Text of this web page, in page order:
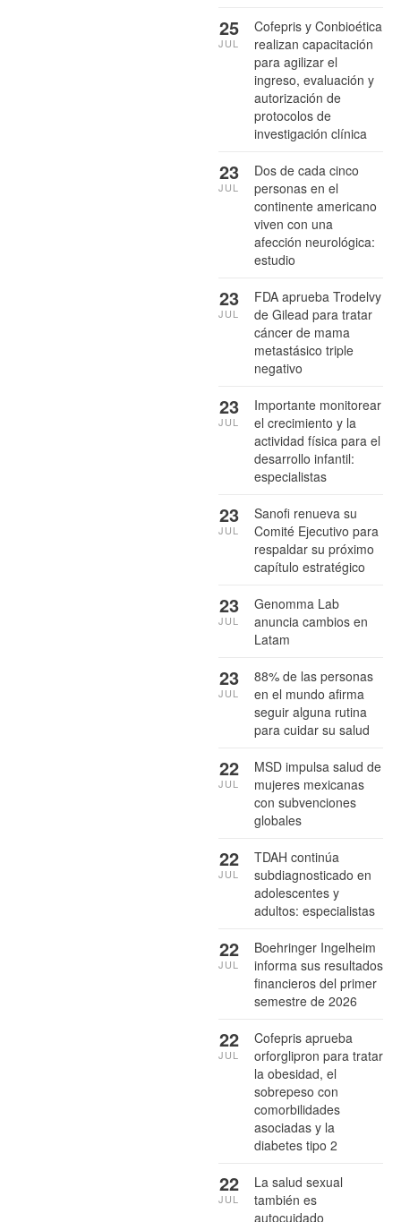
Cofepris y Conbioética
realizan capacitación
para agilizar el
ingreso, evaluación y
autorización de
protocolos de
investigación clínica
25
JUL
Dos de cada cinco
personas en el
continente americano
viven con una
afección neurológica:
estudio
23
JUL
FDA aprueba Trodelvy
de Gilead para tratar
cáncer de mama
metastásico triple
negativo
23
JUL
Importante monitorear
el crecimiento y la
actividad física para el
desarrollo infantil:
especialistas
23
JUL
Sanofi renueva su
Comité Ejecutivo para
respaldar su próximo
capítulo estratégico
23
JUL
Genomma Lab
anuncia cambios en
Latam
23
JUL
88% de las personas
en el mundo afirma
seguir alguna rutina
para cuidar su salud
23
JUL
MSD impulsa salud de
mujeres mexicanas
con subvenciones
globales
22
JUL
TDAH continúa
subdiagnosticado en
adolescentes y
adultos: especialistas
22
JUL
Boehringer Ingelheim
informa sus resultados
financieros del primer
semestre de 2026
22
JUL
Cofepris aprueba
orforglipron para tratar
la obesidad, el
sobrepeso con
comorbilidades
asociadas y la
diabetes tipo 2
22
JUL
La salud sexual
también es
autocuidado
22
JUL